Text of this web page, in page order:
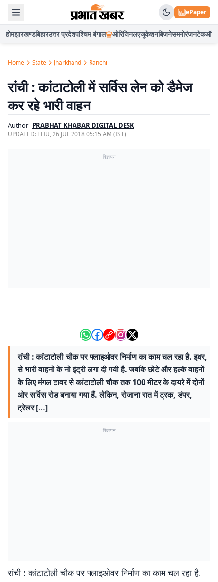
ePaper
होमझारखण्डबिहारउत्तर प्रदेशपश्चिम बंगाल ओरिजिनलएजुकेशनबिजनेसमनोरंजनटेकऑटो
Home State Jharkhand Ranchi
रांची : कांटाटोली में सर्विस लेन को डैमेज
कर रहे भारी वाहन
Author PRABHAT KHABAR DIGITAL DESK
UPDATED:THU, 26 JUL 2018 05:15 AM (IST)
विज्ञापन
रांची : कांटाटोली चौक पर फ्लाइओवर निर्माण का काम चल रहा है. इधर,
से भारी वाहनों के नो इंट्री लगा दी गयी है. जबकि छोटे और हल्के वाहनों
के लिए मंगल टावर से कांटाटोली चौक तक 100 मीटर के दायरे में दोनों
ओर सर्विस रोड बनाया गया हैं. लेकिन, रोजाना रात में ट्रक, डंपर,
ट्रेलर […]
विज्ञापन
रांची : कांटाटोली चौक पर फ्लाइओवर निर्माण का काम चल रहा है.